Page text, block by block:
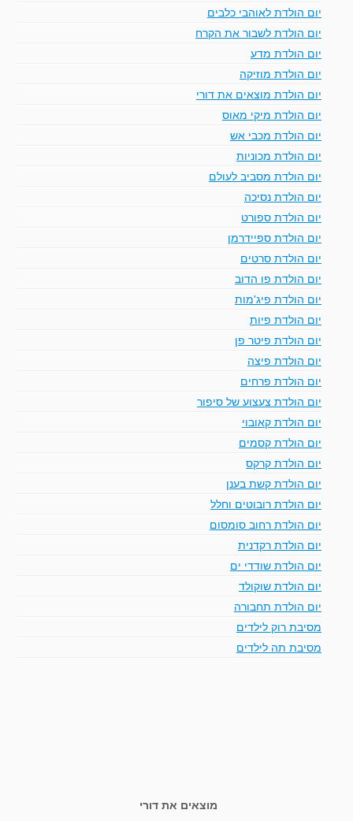
יום הולדת לאוהבי כלבים
יום הולדת לשבור את הקרח
יום הולדת מדע
יום הולדת מוזיקה
יום הולדת מוצאים את דורי
יום הולדת מיקי מאוס
יום הולדת מכבי אש
יום הולדת מכוניות
יום הולדת מסביב לעולם
יום הולדת נסיכה
יום הולדת ספורט
יום הולדת ספיידרמן
יום הולדת סרטים
יום הולדת פו הדוב
יום הולדת פיג'מות
יום הולדת פיות
יום הולדת פיטר פן
יום הולדת פיצה
יום הולדת פרחים
יום הולדת צעצוע של סיפור
יום הולדת קאובוי
יום הולדת קסמים
יום הולדת קרקס
יום הולדת קשת בענן
יום הולדת רובוטים וחלל
יום הולדת רחוב סומסום
יום הולדת רקדנית
יום הולדת שודדי ים
יום הולדת שוקולד
יום הולדת תחבורה
מסיבת רוק לילדים
מסיבת תה לילדים
מוצאים את דורי